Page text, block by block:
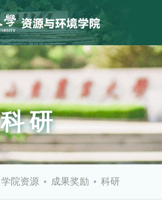
科研
学院资源 成果奖励 科研